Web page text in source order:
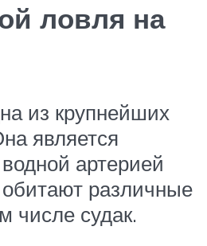
ловля на
из крупнейших
является
артерией
различные
числе судак.